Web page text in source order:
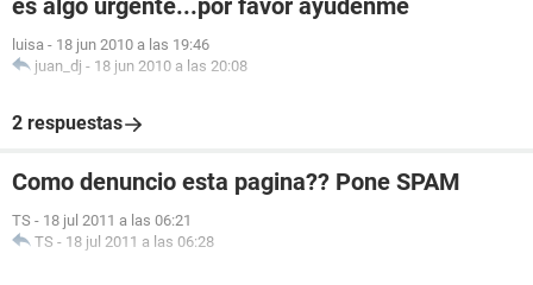
es algo urgente...por favor ayudenme
luisa - 18 jun 2010 a las 19:46
juan_dj - 18 jun 2010 a las 20:08
2 respuestas
Como denuncio esta pagina?? Pone SPAM
TS - 18 jul 2011 a las 06:21
TS - 18 jul 2011 a las 06:28